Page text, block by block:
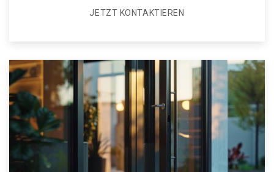
JETZT KONTAKTIEREN